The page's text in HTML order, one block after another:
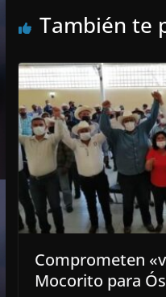
También te
Comprometen
Mocorito para